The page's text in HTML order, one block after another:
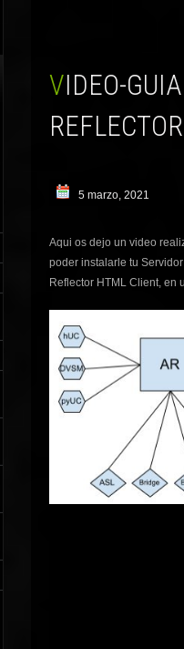
VIDEO-GUIA INSTALANDO DVSWITCH + ANALOG
5 marzo, 2021
Aqui os dejo un video
poder instalarle tu
Reflector HTML Client, en